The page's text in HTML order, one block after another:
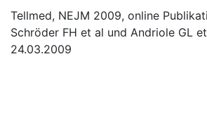
Tellmed, NEJM 2009, online
Schröder FH et al und Andriole GL
24.03.2009